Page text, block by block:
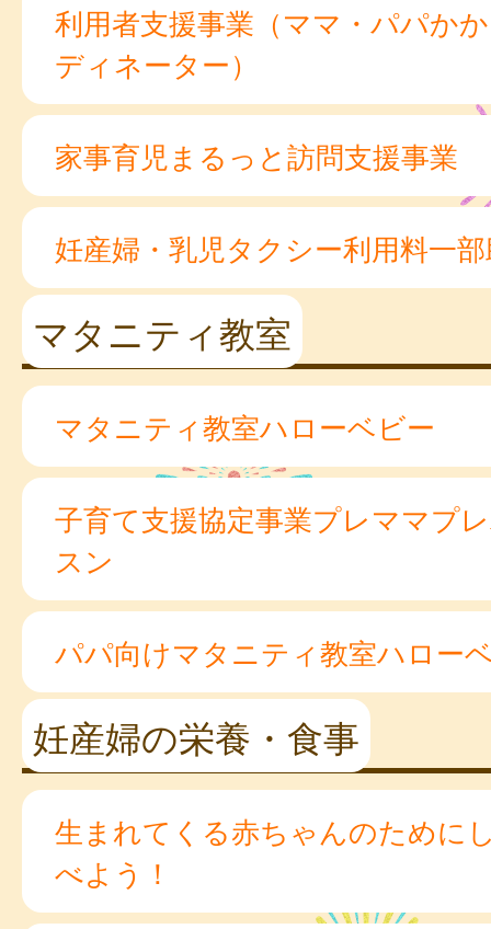
利用者支援事業（ママ・パパか
ディネーター）
家事育児まるっと訪問支援事業
妊産婦・乳児タクシー利用料一
マタニティ教室
マタニティ教室ハローベビー
子育て支援協定事業プレママプ
スン
パパ向けマタニティ教室ハロー
妊産婦の栄養・食事
生まれてくる赤ちゃんのために
べよう！